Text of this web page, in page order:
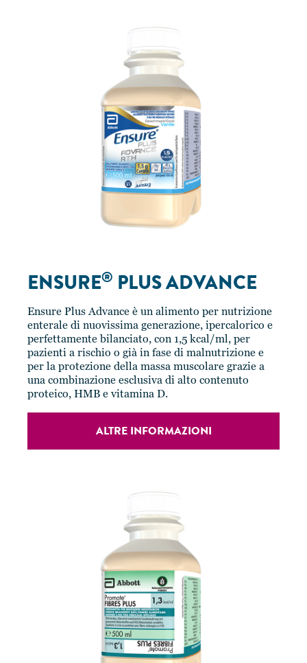
ENSURE® PLUS ADVANCE
Ensure Plus Advance è un alimento per nutrizione
enterale di nuovissima generazione, ipercalorico e
perfettamente bilanciato, con 1,5 kcal/ml, per
pazienti a rischio o già in fase di malnutrizione e
per la protezione della massa muscolare grazie a
una combinazione esclusiva di alto contenuto
proteico, HMB e vitamina D.
ALTRE INFORMAZIONI